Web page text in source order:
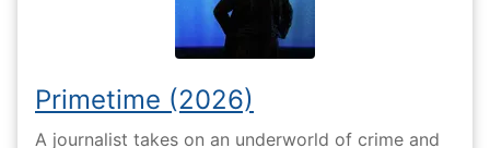
Primetime (2026)
A journalist takes on an underworld of crime and